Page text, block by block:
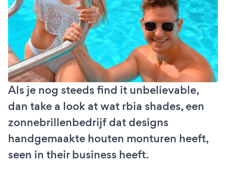
Als je nog steeds find it unbelievable,
dan take a look at wat rbia shades, een
zonnebrillenbedrijf dat designs
handgemaakte houten monturen heeft,
seen in their business heeft.